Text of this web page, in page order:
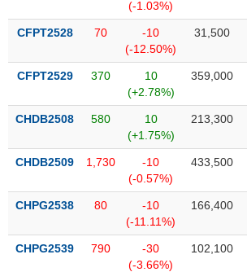
lý
thị
(-1.03%)
CFPT2528 70
-10
(-12.50%)
31,500
CFPT2529 370
10
(+2.78%)
359,000
CHDB2508 580
10
(+1.75%)
213,300
CHDB2509 1,730
-10
(-0.57%)
433,500
CHPG2538 80
-10
(-11.11%)
166,400
CHPG2539 790
-30
(-3.66%)
102,100
TIÊU
DÙNG
THIẾT
DÙNG
THIẾT